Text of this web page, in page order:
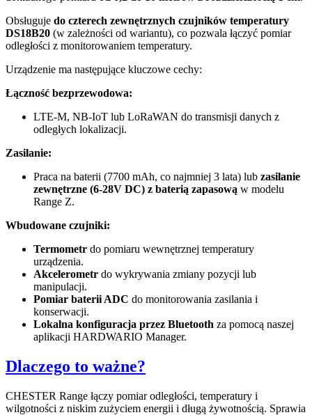
Obsługuje do czterech zewnętrznych czujników temperatury
DS18B20 (w zależności od wariantu), co pozwala łączyć pomiar
odległości z monitorowaniem temperatury.
Urządzenie ma następujące kluczowe cechy:
Łączność bezprzewodowa:
LTE-M, NB-IoT lub LoRaWAN do transmisji danych z
odległych lokalizacji.
Zasilanie:
Praca na baterii (7700 mAh, co najmniej 3 lata) lub zasilanie
zewnętrzne (6-28V DC) z baterią zapasową w modelu
Range Z.
Wbudowane czujniki:
Termometr do pomiaru wewnętrznej temperatury
urządzenia.
Akcelerometr do wykrywania zmiany pozycji lub
manipulacji.
Pomiar baterii ADC do monitorowania zasilania i
konserwacji.
Lokalna konfiguracja przez Bluetooth za pomocą naszej
aplikacji HARDWARIO Manager.
Dlaczego to ważne?
CHESTER Range łączy pomiar odległości, temperatury i
wilgotności z niskim zużyciem energii i długą żywotnością. Sprawia